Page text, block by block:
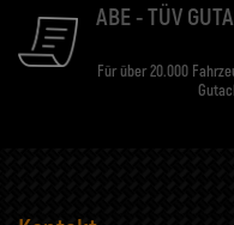
ABE - TÜV
Für über 20.000